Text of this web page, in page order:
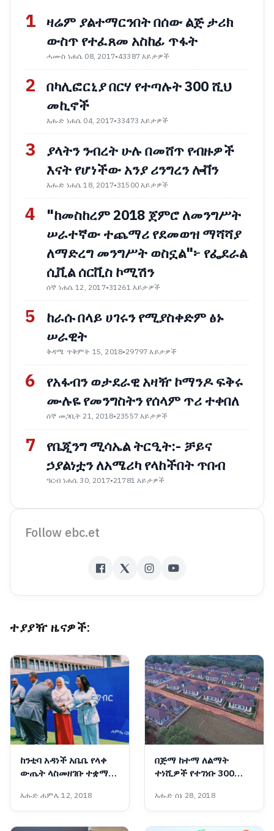
1 ዛሬም ያልተማርንበት በሰው ልጅ ታሪክ
ውስጥ የተፈጸመ አስከፊ ጥፋት
ሓሙስ ነሐሴ 08, 2017•43387 እይታዎች
2 በካሊፎርኒያ በርሃ የተጣሉት 300 ሺህ
መኪኖች
እሑድ ነሐሴ 04, 2017•33473 እይታዎች
3
ያላትን ንብረት ሁሉ በመሸጥ የብዙዎች
እናት የሆነችው አንያ ሪንግረን ሎቨን
እሑድ ነሐሴ 18, 2017•31500 እይታዎች
4
"ከመስከረም 2018 ጀምሮ ለመንግሥት
ሠራተኛው ተጨማሪ የደመወዝ ማሻሻያ
ለማድረግ መንግሥት ወስኗል"፦ የፌደራል
ሲቪል ሰርቪስ ኮሚሽን
ሰኞ ነሐሴ 12, 2017•31261 እይታዎች
5
ከራሱ በላይ ሀገሩን የሚያስቀድም ፅኑ
ሠራዊት
ቅዳሜ ጥቅምት 15, 2018•29797 እይታዎች
6
የአፋብን ወታደራዊ አዛዥ ኮማንዶ ፍቅሩ
ሙሉዬ የመንግስትን የሰላም ጥሪ ተቀበለ
ሰኞ መጋቢት 21, 2018•23557 እይታዎች
7
የቤጂንግ ሚሳኤል ትርዒት:- ቻይና
ኃያልነቷን ለአሜሪካ የላከችበት ጥበብ
ዓርብ ነሐሴ 30, 2017•21781 እይታዎች
Follow ebc.et
ተያያዥ ዜናዎች:
ከንቲባ አዳነች አቤቤ የላቀ
ውጤት ላስመዘገቡ ተቋማት
እሑድ ሐምሌ 12, 2018
በጅማ ከተማ ለልማት
ተነሺዎች የተገነቡ 300
ለተጠቃሚዎች ተላለፉ
እሑድ ሰኔ 28, 2018